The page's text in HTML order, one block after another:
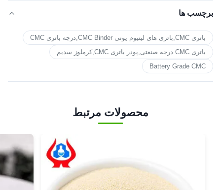
برچسب ها
باتری CMC,باتری های لیتیوم یونی CMC Binder,درجه باتری CMC
باتری CMC درجه صنعتی,پودر باتری CMC,کرملوز سدیم
Battery Grade CMC
محصولات مرتبط